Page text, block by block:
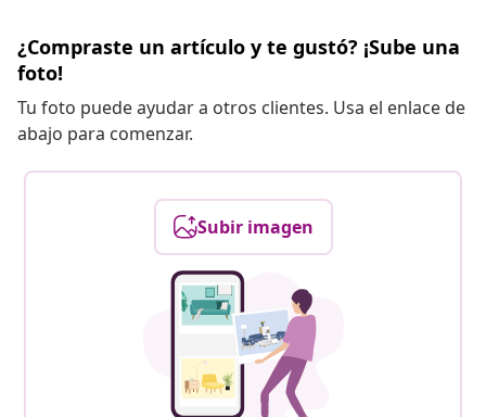
¿Compraste un artículo y te gustó? ¡Sube una
foto!
Tu foto puede ayudar a otros clientes. Usa el enlace de
abajo para comenzar.
Subir imagen